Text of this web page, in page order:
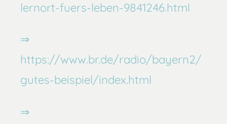
lernort-fuers-leben-9841246.html
https://www.br.de/radio/bayern2/
gutes-beispiel/index.html